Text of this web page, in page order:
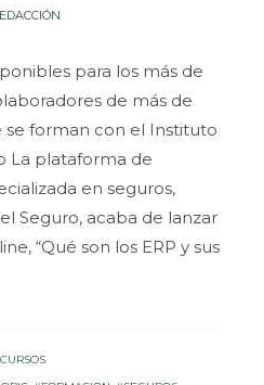
para los más de
de más de
se forman con el Instituto
La plataforma de
en seguros,
Seguro, acaba de lanzar
“Qué son los ERP y sus